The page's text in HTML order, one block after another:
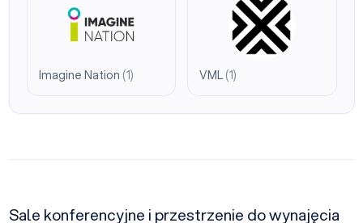
Imagine Nation (1) VML(1)
Sale konferencyjne i przestrzenie do wynajęcia